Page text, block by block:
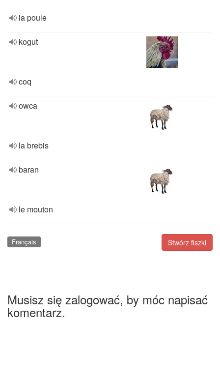
la poule
kogut
coq
owca
la brebis
baran
le mouton
Stwórz fiszki
Français
Musisz się zalogować, by móc napisać
komentarz.